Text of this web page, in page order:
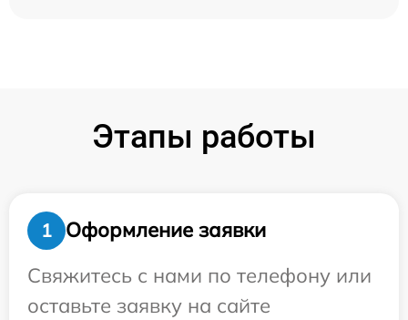
Этапы работы
1
Оформление заявки
Свяжитесь с нами по телефону или
оставьте заявку на сайте